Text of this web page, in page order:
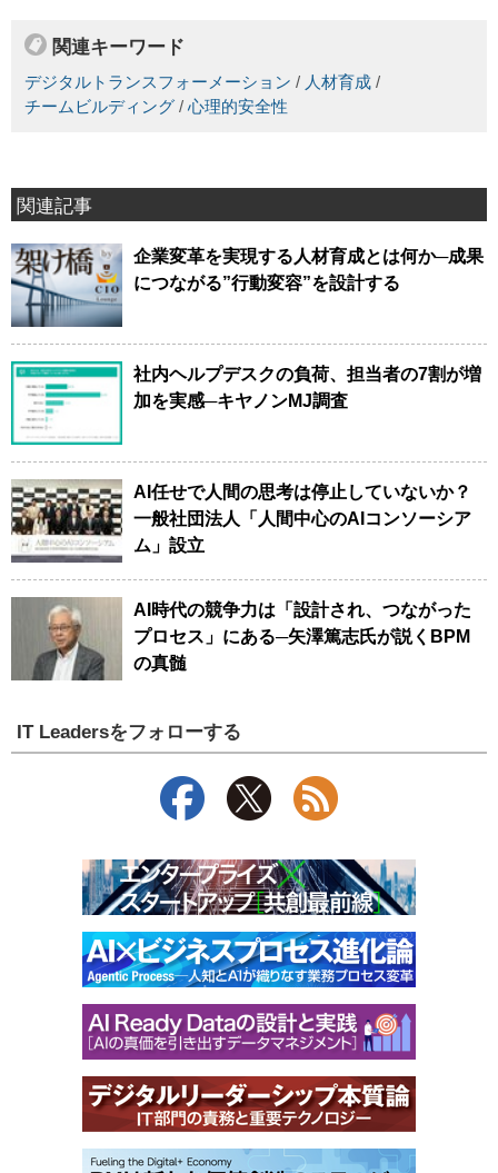
関連キーワード
デジタルトランスフォーメーション / 人材育成 /
チームビルディング / 心理的安全性
関連記事
企業変革を実現する人材育成とは何か─成果
につながる”行動変容”を設計する
社内ヘルプデスクの負荷、担当者の7割が増
加を実感─キヤノンMJ調査
AI任せで人間の思考は停止していないか？
一般社団法人「人間中心のAIコンソーシア
ム」設立
AI時代の競争力は「設計され、つながった
プロセス」にある─矢澤篤志氏が説くBPM
の真髄
IT Leadersをフォローする